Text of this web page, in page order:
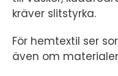
kräver slitstyrka.
För hemtextil ser
även om